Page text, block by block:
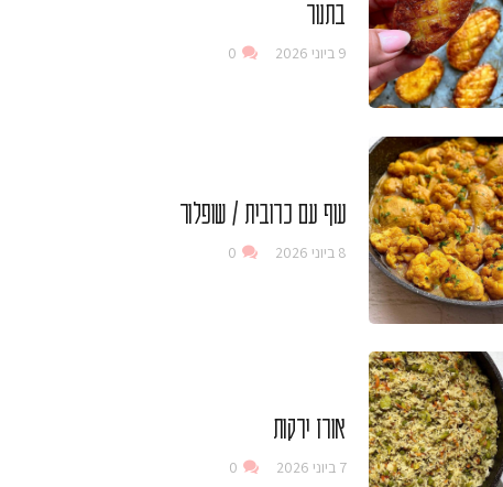
בתנור
9 ביוני 2026 0
עוף עם כרובית / שופלור
8 ביוני 2026 0
אורז ירקות
7 ביוני 2026 0